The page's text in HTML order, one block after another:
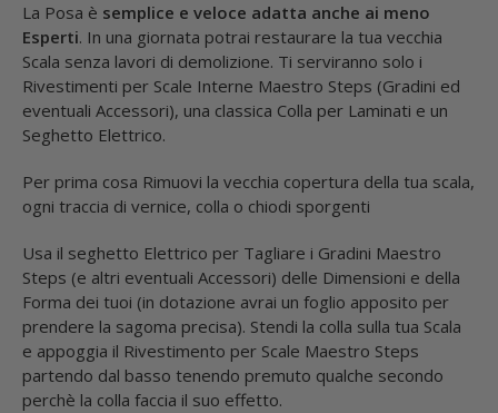
La Posa è semplice e veloce adatta anche ai meno
Esperti. In una giornata potrai restaurare la tua vecchia
Scala senza lavori di demolizione. Ti serviranno solo i
Rivestimenti per Scale Interne Maestro Steps (Gradini ed
eventuali Accessori), una classica Colla per Laminati e un
Seghetto Elettrico.
Per prima cosa Rimuovi la vecchia copertura della tua scala,
ogni traccia di vernice, colla o chiodi sporgenti
Usa il seghetto Elettrico per Tagliare i Gradini Maestro
Steps (e altri eventuali Accessori) delle Dimensioni e della
Forma dei tuoi (in dotazione avrai un foglio apposito per
prendere la sagoma precisa). Stendi la colla sulla tua Scala
e appoggia il Rivestimento per Scale Maestro Steps
partendo dal basso tenendo premuto qualche secondo
perchè la colla faccia il suo effetto.